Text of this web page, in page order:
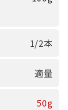
1/2本
適量
50g